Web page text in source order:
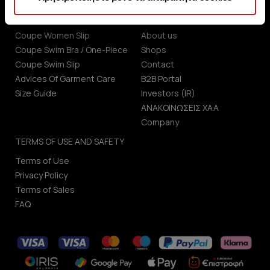
CUSTOMER SERVICE
Coupe Women Slip
Coupe Swim Bra / One-Piece
Coupe Swim Slip
Advices Of Garment Care
Size Guide
ABOUT US
About us
Shops
Contact
B2B Portal
Investors (IR)
ΑΝΑΚΟΙΝΩΣΕΙΣ ΧΑΑ
Company
TERMS OF USE AND SAFETY
Terms of Use
Privacy Policy
Terms of Sales
FAQ